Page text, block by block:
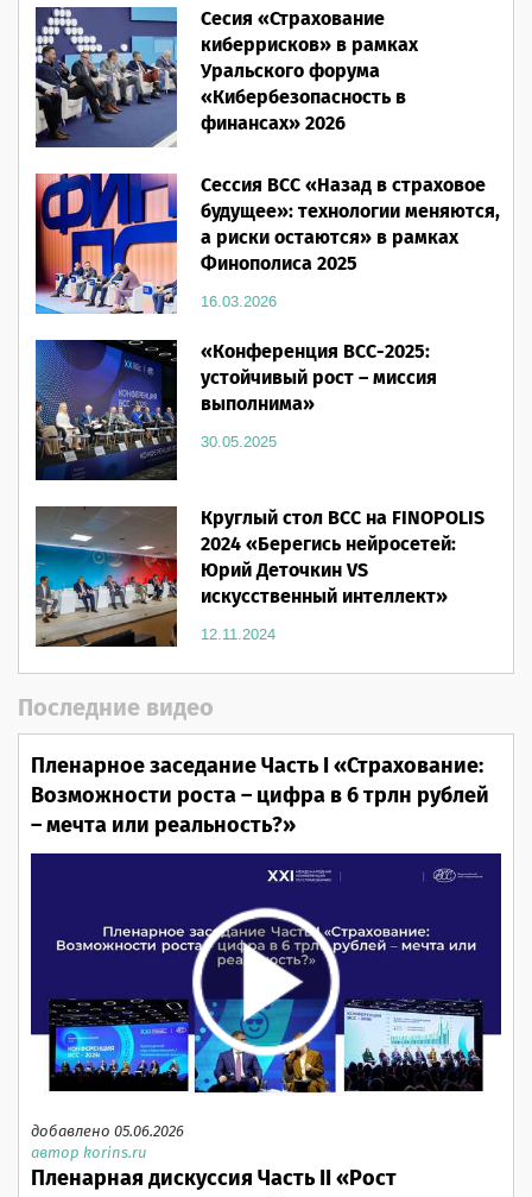
28.05.2026
Сесия «Страхование
киберрисков» в рамках
Уральского форума
«Кибербезопасность в
финансах» 2026
Сессия ВСС «Назад в страховое
будущее»: технологии меняются,
а риски остаются» в рамках
Финополиса 2025
16.03.2026
«Конференция ВСС-2025:
устойчивый рост – миссия
выполнима»
30.05.2025
Круглый стол ВСС на FINOPOLIS
2024 «Берегись нейросетей:
Юрий Деточкин VS
искусственный интеллект»
12.11.2024
Последние видео
Пленарное заседание Часть I «Страхование:
Возможности роста – цифра в 6 трлн рублей
– мечта или реальность?»
добавлено 05.06.2026
автор korins.ru
Пленарная дискуссия Часть II «Рост